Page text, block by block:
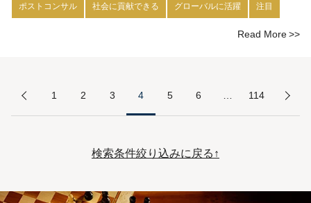
ポストコンサル 社会に貢献できる グローバルに活躍 注目
Read More
1 2 3 4 5 6 114
検索条件絞り込みに戻る↑